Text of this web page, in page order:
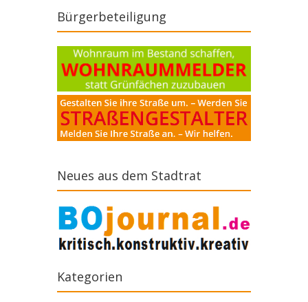
Bürgerbeteiligung
Neues aus dem Stadtrat
Kategorien